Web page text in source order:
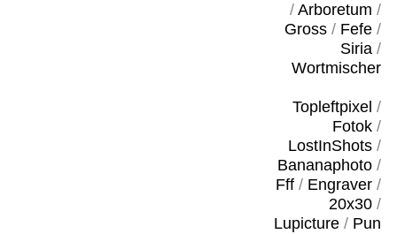
/ Arboretum /
Gross/ Fefe/
Siria/
Wortmischer
Topleftpixel /
Fotok/
LostInShots/
Bananaphoto/
Fff/ Engraver/
20x30/
Lupicture/ Pun